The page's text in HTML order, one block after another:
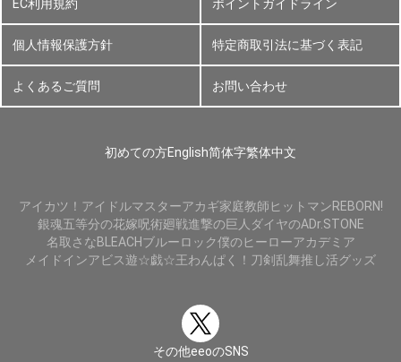
EC利用規約 ポイントガイドライン
個人情報保護方針 特定商取引法に基づく表記
よくあるご質問 お問い合わせ
初めての方English简体字繁体中文
アイカツ！ アイドルマスターアカギ家庭教師ヒットマンREBORN!
銀魂五等分の花嫁呪術廻戦進撃の巨人 ダイヤのADr.STONE
名取さなBLEACHブルーロック僕のヒーローアカデミア
メイドインアビス遊☆戯☆王わんぱく！刀剣乱舞推し活グッズ
その他eeoのSNS